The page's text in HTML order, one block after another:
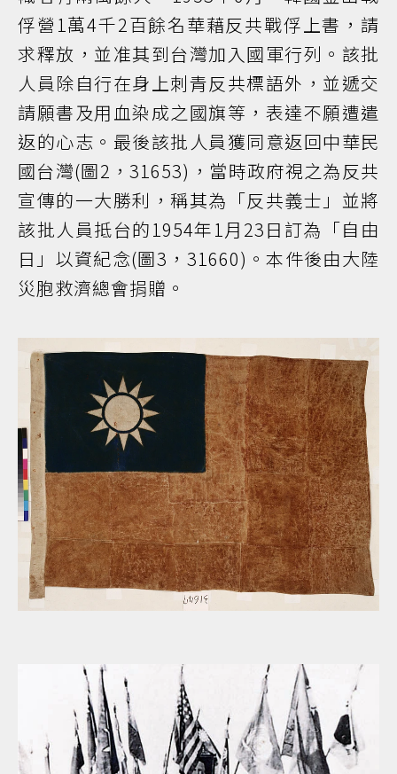
俘營1萬4千2百餘名華藉反共戰俘上書，請
求釋放，並准其到台灣加入國軍行列。該批
人員除自行在身上刺青反共標語外，並遞交
請願書及用血染成之國旗等，表達不願遭遣
返的心志。最後該批人員獲同意返回中華民
國台灣(圖2，31653)，當時政府視之為反共
宣傳的一大勝利，稱其為「反共義士」並將
該批人員抵台的1954年1月23日訂為「自由
日」以資紀念(圖3，31660)。本件後由大陸
災胞救濟總會捐贈。